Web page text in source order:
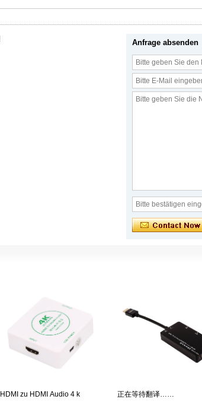
Anfrage absenden
HDMI zu HDMI Audio 4 k 正在等待翻译……